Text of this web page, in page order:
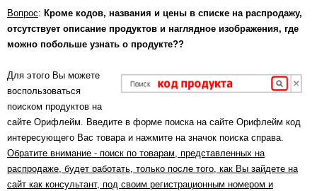
Вопрос: Кроме кодов, названия и цены в списке на распродажу,
отсутствует описание продуктов и наглядное изображения, где
можно побольше узнать о продукте??
Для этого Вы можете
воспользоваться
поиском продуктов на
сайте Орифлейм. Введите в форме поиска на сайте Орифлейм код
интересующего Вас товара и нажмите на значок поиска справа.
Обратите внимание - поиск по товарам, представленных на
распродаже, будет работать, только после того, как Вы зайдете на
сайт как консультант, под своим регистрационным номером и